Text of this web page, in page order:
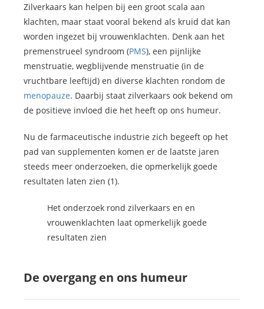
Zilverkaars kan helpen bij een groot scala aan
klachten, maar staat vooral bekend als kruid dat kan
worden ingezet bij vrouwenklachten. Denk aan het
premenstrueel syndroom (PMS), een pijnlijke
menstruatie, wegblijvende menstruatie (in de
vruchtbare leeftijd) en diverse klachten rondom de
menopauze. Daarbij staat zilverkaars ook bekend om
de positieve invloed die het heeft op ons humeur.
Nu de farmaceutische industrie zich begeeft op het
pad van supplementen komen er de laatste jaren
steeds meer onderzoeken, die opmerkelijk goede
resultaten laten zien (1).
Het onderzoek rond zilverkaars en en
vrouwenklachten laat opmerkelijk goede
resultaten zien
De overgang en ons humeur